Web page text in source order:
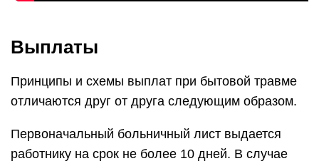
Выплаты
Принципы и схемы выплат при бытовой травме
отличаются друг от друга следующим образом.
Первоначальный больничный лист выдается
работнику на срок не более 10 дней. В случае